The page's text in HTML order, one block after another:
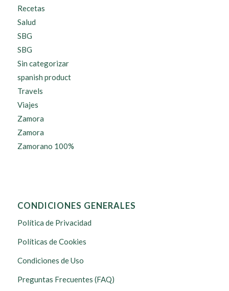
Recetas
Salud
SBG
SBG
Sin categorizar
spanish product
Travels
Viajes
Zamora
Zamora
Zamorano 100%
CONDICIONES GENERALES
Política de Privacidad
Políticas de Cookies
Condiciones de Uso
Preguntas Frecuentes (FAQ)